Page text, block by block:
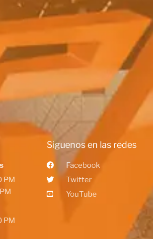
PM
PM
Siguenos en las redes
Facebook
Twitter
YouTube